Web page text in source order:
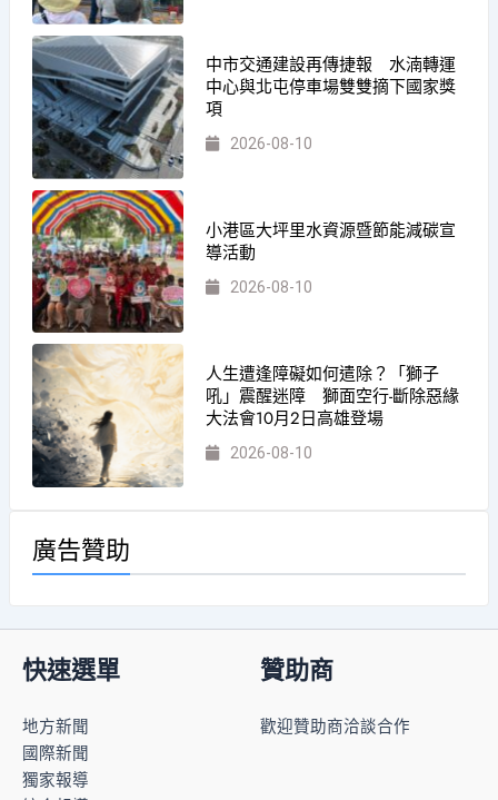
中市交通建設再傳捷報 水湳轉運
中心與北屯停車場雙雙摘下國家獎
項
2026-08-10
小港區大坪里水資源暨節能減碳宣
導活動
2026-08-10
人生遭逢障礙如何遣除？「獅子
吼」震醒迷障 獅面空行-斷除惡緣
大法會10月2日高雄登場
2026-08-10
廣告贊助
快速選單
地方新聞
國際新聞
獨家報導
贊助商
歡迎贊助商洽談合作